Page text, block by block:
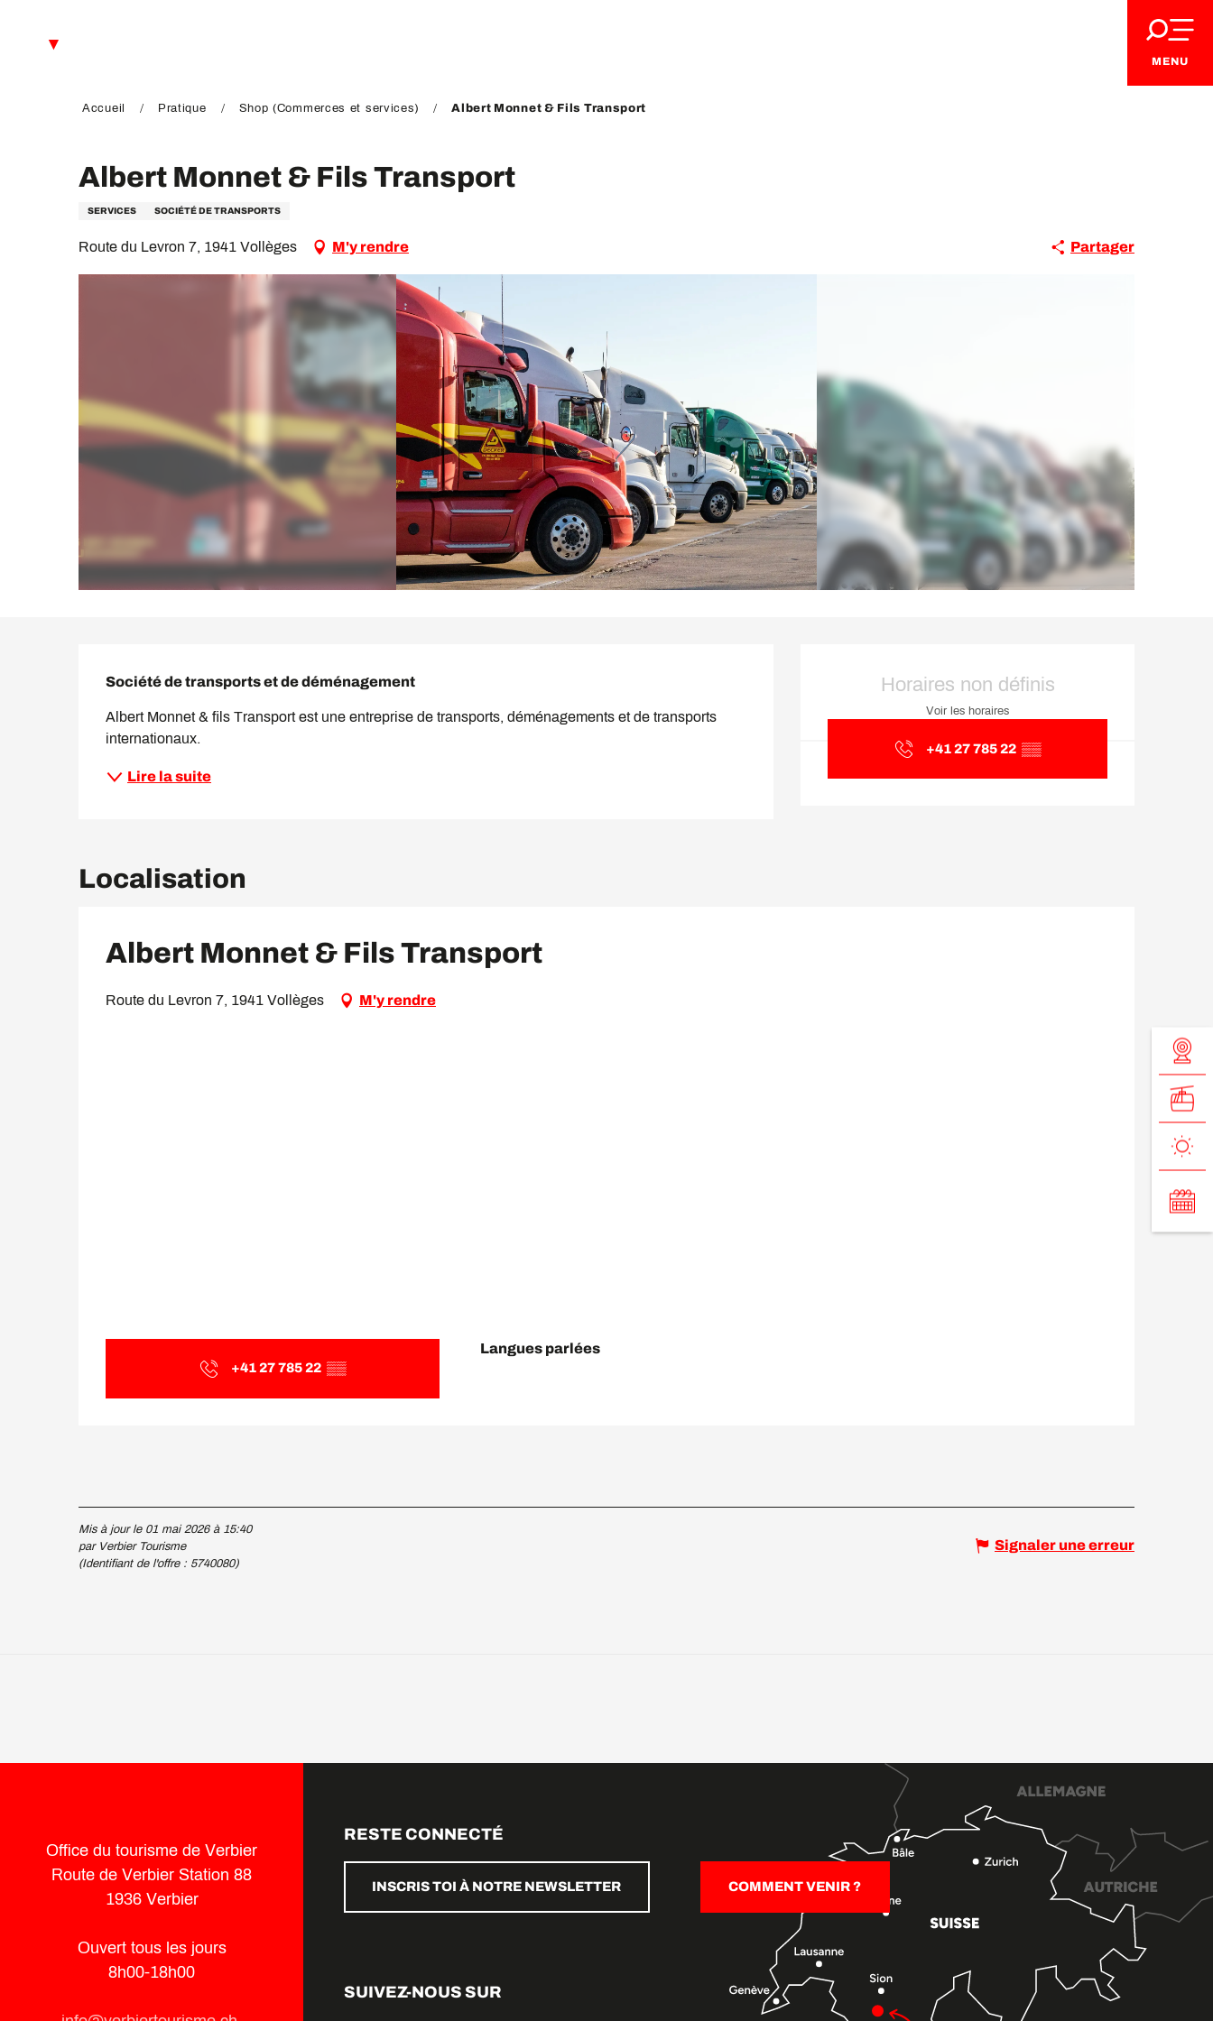
MENU
Accueil Pratique Shop (Commerces et services) Albert Monnet & Fils Transport
Albert Monnet & Fils Transport
SERVICES SOCIÉTÉ DE TRANSPORTS
Route du Levron 7, 1941 Vollèges M'y rendre Partager
Horaires non définis
Voir les horaires
+41 27 785 22 ▒▒
Société de transports et de déménagement
Albert Monnet & fils Transport est une entreprise de transports, déménagements et de transports
internationaux.
Lire la suite
Localisation
Albert Monnet & Fils Transport
Route du Levron 7, 1941 Vollèges M'y rendre
+41 27 785 22 ▒▒
Langues parlées
Langues parlées
Mis à jour le 01 mai 2026 à 15:40
par Verbier Tourisme
(Identifiant de l'offre : 5740080)
Signaler une erreur
Office du tourisme de Verbier
Route de Verbier Station 88
1936 Verbier
Ouvert tous les jours
8h00-18h00
RESTE CONNECTÉ
INSCRIS TOI À NOTRE NEWSLETTER COMMENT VENIR ?
SUIVEZ-NOUS SUR